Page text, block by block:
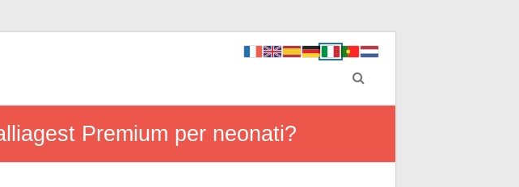
Premium per neonati?